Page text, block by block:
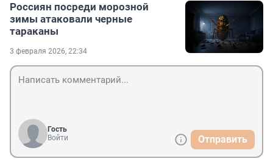
Россиян посреди морозной
зимы атаковали черные
тараканы
3 февраля 2026, 22:34
Гость
Войти
Отправить